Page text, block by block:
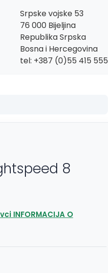
Srpske vojske 53
76 000 Bijeljina
Republika Srpska
Bosna i Hercegovina
tel: +387 (0)55 415 555
8
INFORMACIJA O